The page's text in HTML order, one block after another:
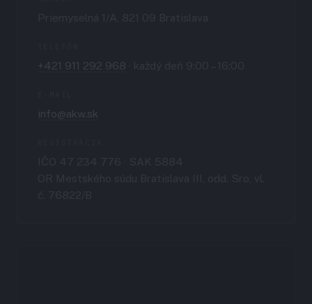
+421 911 292 968
info@akw.sk